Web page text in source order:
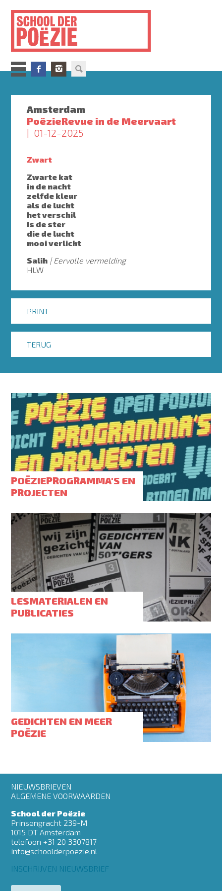
inhoud
gaan
Amsterdam
PoëzieRevue in de Meervaart
01-12-2025
Zwart
Zwarte kat
in de nacht
zelfde kleur
als de lucht
het verschil
is de ster
die de lucht
mooi verlicht
Salih
Eervolle vermelding
HLW
PRINT
TERUG
POËZIEPROGRAMMA'S EN
PROJECTEN
LESMATERIALEN EN
PUBLICATIES
GEDICHTEN EN MEER
POËZIE
Footer
menu
NIEUWSBRIEVEN
ALGEMENE VOORWAARDEN
School der Poëzie
Prinsengracht 239-M
1015 DT Amsterdam
telefoon +31 20 3307817
info@schoolderpoezie.nl
INSCHRIJVEN NIEUWSBRIEF